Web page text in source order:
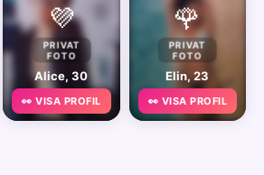
💜
PRIVAT
FOTO
Alice, 30
👀 VISA PROFIL
🌹
PRIVAT
FOTO
Elin, 23
👀 VISA PROFIL